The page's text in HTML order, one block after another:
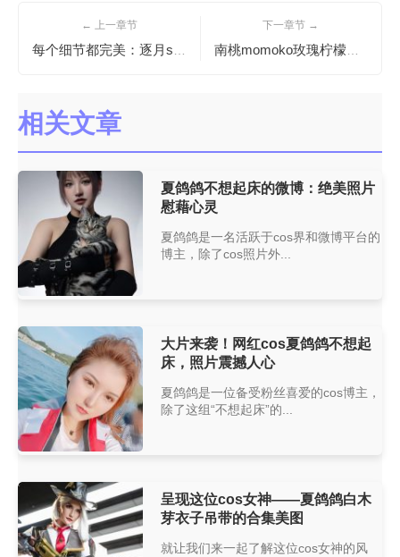
← 上一章节
每个细节都完美：逐月su枸名有露过吗做出的cos图片堪称完美
下一章节 →
南桃momoko玫瑰柠檬皮图包，美到停不下眼
相关文章
夏鸽鸽不想起床的微博：绝美照片
慰藉心灵
夏鸽鸽是一名活跃于cos界和微博平台的
博主，除了cos照片外...
大片来袭！网红cos夏鸽鸽不想起
床，照片震撼人心
夏鸽鸽是一位备受粉丝喜爱的cos博主，
除了这组“不想起床”的...
呈现这位cos女神——夏鸽鸽白木
芽衣子吊带的合集美图
就让我们来一起了解这位cos女神的风